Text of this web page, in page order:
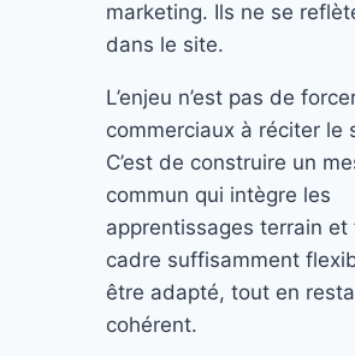
marketing. Ils ne se
dans le site.
L’enjeu n’est pas de
commerciaux à réciter le
C’est de construire un
commun qui intègre les
apprentissages terrain et
cadre suffisamment
être adapté, tout en
cohérent.